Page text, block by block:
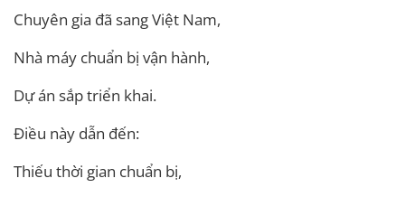
Chuyên gia đã sang Việt Nam,
Nhà máy chuẩn bị vận hành,
Dự án sắp triển khai.
Điều này dẫn đến:
Thiếu thời gian chuẩn bị,